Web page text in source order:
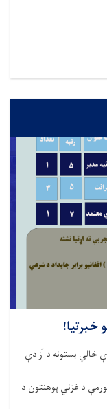
خبرتیا!
خالي بستونه د آزادې
د غزني پوهنتون د